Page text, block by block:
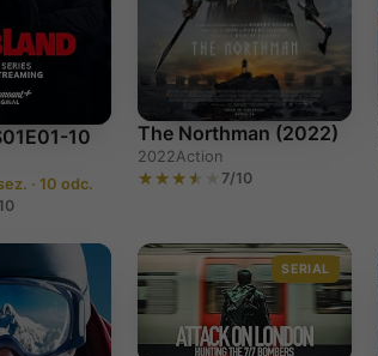
10
· 10 odc.
The Northman (2022)
2022Action
7/10
SERIAL